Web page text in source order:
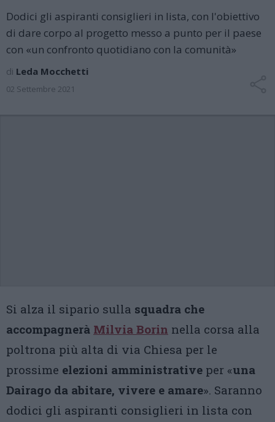
Dodici gli aspiranti consiglieri in lista, con l'obiettivo
di dare corpo al progetto messo a punto per il paese
con «un confronto quotidiano con la comunità»
di Leda Mocchetti
02 Settembre 2021
Si alza il sipario sulla squadra che
accompagnerà Milvia Borin nella corsa alla
poltrona più alta di via Chiesa per le
prossime elezioni amministrative per «una
Dairago da abitare, vivere e amare». Saranno
dodici gli aspiranti consiglieri in lista con